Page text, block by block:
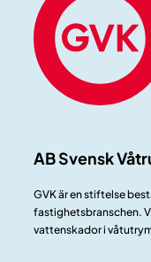
AB Svensk
GVK är en stiftelse
fastighetsbranschen.
vattenskador i